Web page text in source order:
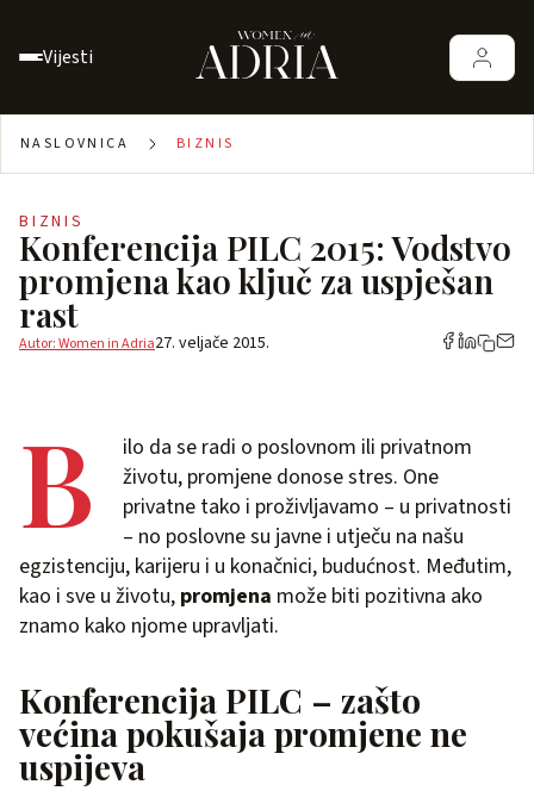
Vijesti
NASLOVNICA BIZNIS
BIZNIS
Konferencija PILC 2015: Vodstvo
promjena kao ključ za uspješan
rast
Autor: Women in Adria27. veljače 2015.
B
ilo da se radi o poslovnom ili privatnom
životu, promjene donose stres. One
privatne tako i proživljavamo – u privatnosti
– no poslovne su javne i utječu na našu
egzistenciju, karijeru i u konačnici, budućnost. Međutim,
kao i sve u životu, promjena može biti pozitivna ako
znamo kako njome upravljati.
Konferencija PILC – zašto
većina pokušaja promjene ne
uspijeva